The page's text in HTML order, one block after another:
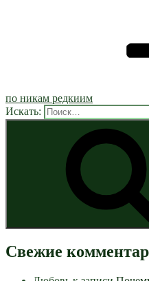
по никам редкиим
Искать:
Свежие